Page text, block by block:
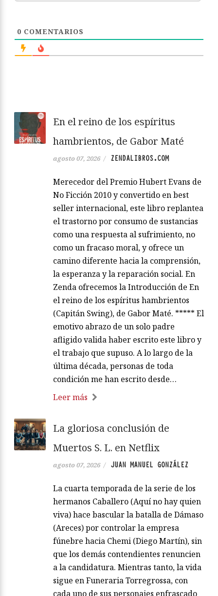
0 COMENTARIOS
En el reino de los espíritus
hambrientos, de Gabor Maté
agosto 07, 2026 / ZENDALIBROS.COM
Merecedor del Premio Hubert Evans de
No Ficción 2010 y convertido en best
seller internacional, este libro replantea
el trastorno por consumo de sustancias
como una respuesta al sufrimiento, no
como un fracaso moral, y ofrece un
camino diferente hacia la comprensión,
la esperanza y la reparación social. En
Zenda ofrecemos la Introducción de En
el reino de los espíritus hambrientos
(Capitán Swing), de Gabor Maté. ***** El
emotivo abrazo de un solo padre
afligido valida haber escrito este libro y
el trabajo que supuso. A lo largo de la
última década, personas de toda
condición me han escrito desde…
Leer más
La gloriosa conclusión de
Muertos S. L. en Netflix
agosto 07, 2026 / JUAN MANUEL GONZÁLEZ
La cuarta temporada de la serie de los
hermanos Caballero (Aquí no hay quien
viva) hace bascular la batalla de Dámaso
(Areces) por controlar la empresa
fúnebre hacia Chemi (Diego Martín), sin
que los demás contendientes renuncien
a la candidatura. Mientras tanto, la vida
sigue en Funeraria Torregrossa, con
cada uno de sus personajes enfrascado